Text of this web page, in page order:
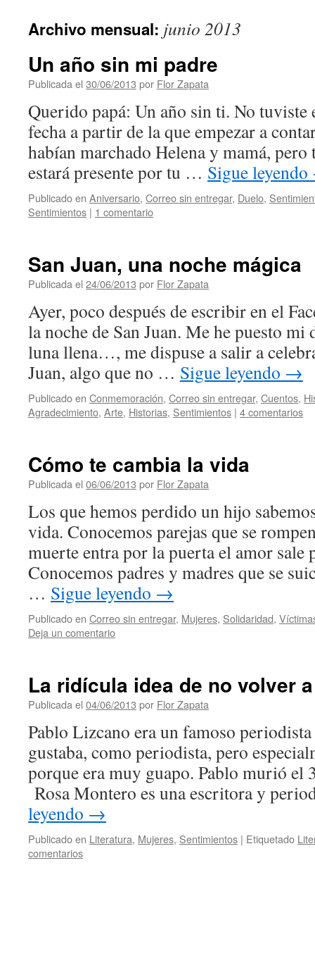
Archivo mensual: junio 2013
Un año sin mi padre
Publicada el 30/06/2013 por Flor Zapata
Querido papá: Un año sin ti. No
fecha a partir de la que empezar a
habían marchado Helena y mamá, pero
estará presente por tu … Sigue leyendo
Publicado en Aniversario, Correo sin entregar, Duelo,
Sentimientos | 1 comentario
San Juan, una noche mágica
Publicada el 24/06/2013 por Flor Zapata
Ayer, poco después de escribir en el
la noche de San Juan. Me he puesto mi
luna llena…, me dispuse a salir a
Juan, algo que no … Sigue leyendo →
Publicado en Conmemoración, Correo sin entregar, Cuentos,
Agradecimiento, Arte, Historias, Sentimientos | 4 comentarios
Cómo te cambia la vida
Publicada el 06/06/2013 por Flor Zapata
Los que hemos perdido un hijo
vida. Conocemos parejas que se
muerte entra por la puerta el amor sale
Conocemos padres y madres que se
… Sigue leyendo →
Publicado en Correo sin entregar, Mujeres, Solidaridad,
Deja un comentario
La ridícula idea de no volver
Publicada el 04/06/2013 por Flor Zapata
Pablo Lizcano era un famoso
gustaba, como periodista, pero
porque era muy guapo. Pablo murió el
Rosa Montero es una escritora y
leyendo →
Publicado en Literatura, Mujeres, Sentimientos | Etiquetado
comentarios